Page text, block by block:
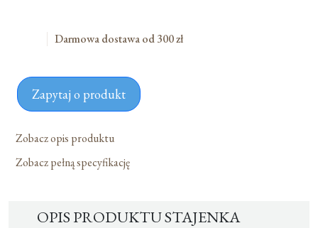
Darmowa dostawa od 300 zł
Zapytaj o produkt
Zobacz opis produktu
Zobacz pełną specyfikację
OPIS PRODUKTU STAJENKA